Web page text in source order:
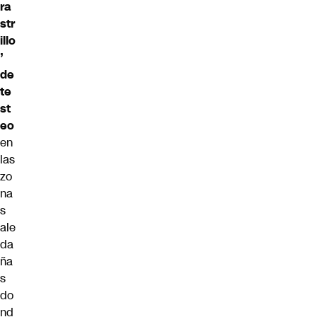
ra
str
illo
’
de
te
st
eo
en
las
zo
na
s
ale
da
ña
s
do
nd